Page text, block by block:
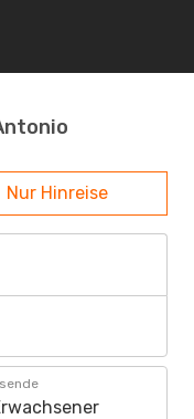
Nur Hinreise